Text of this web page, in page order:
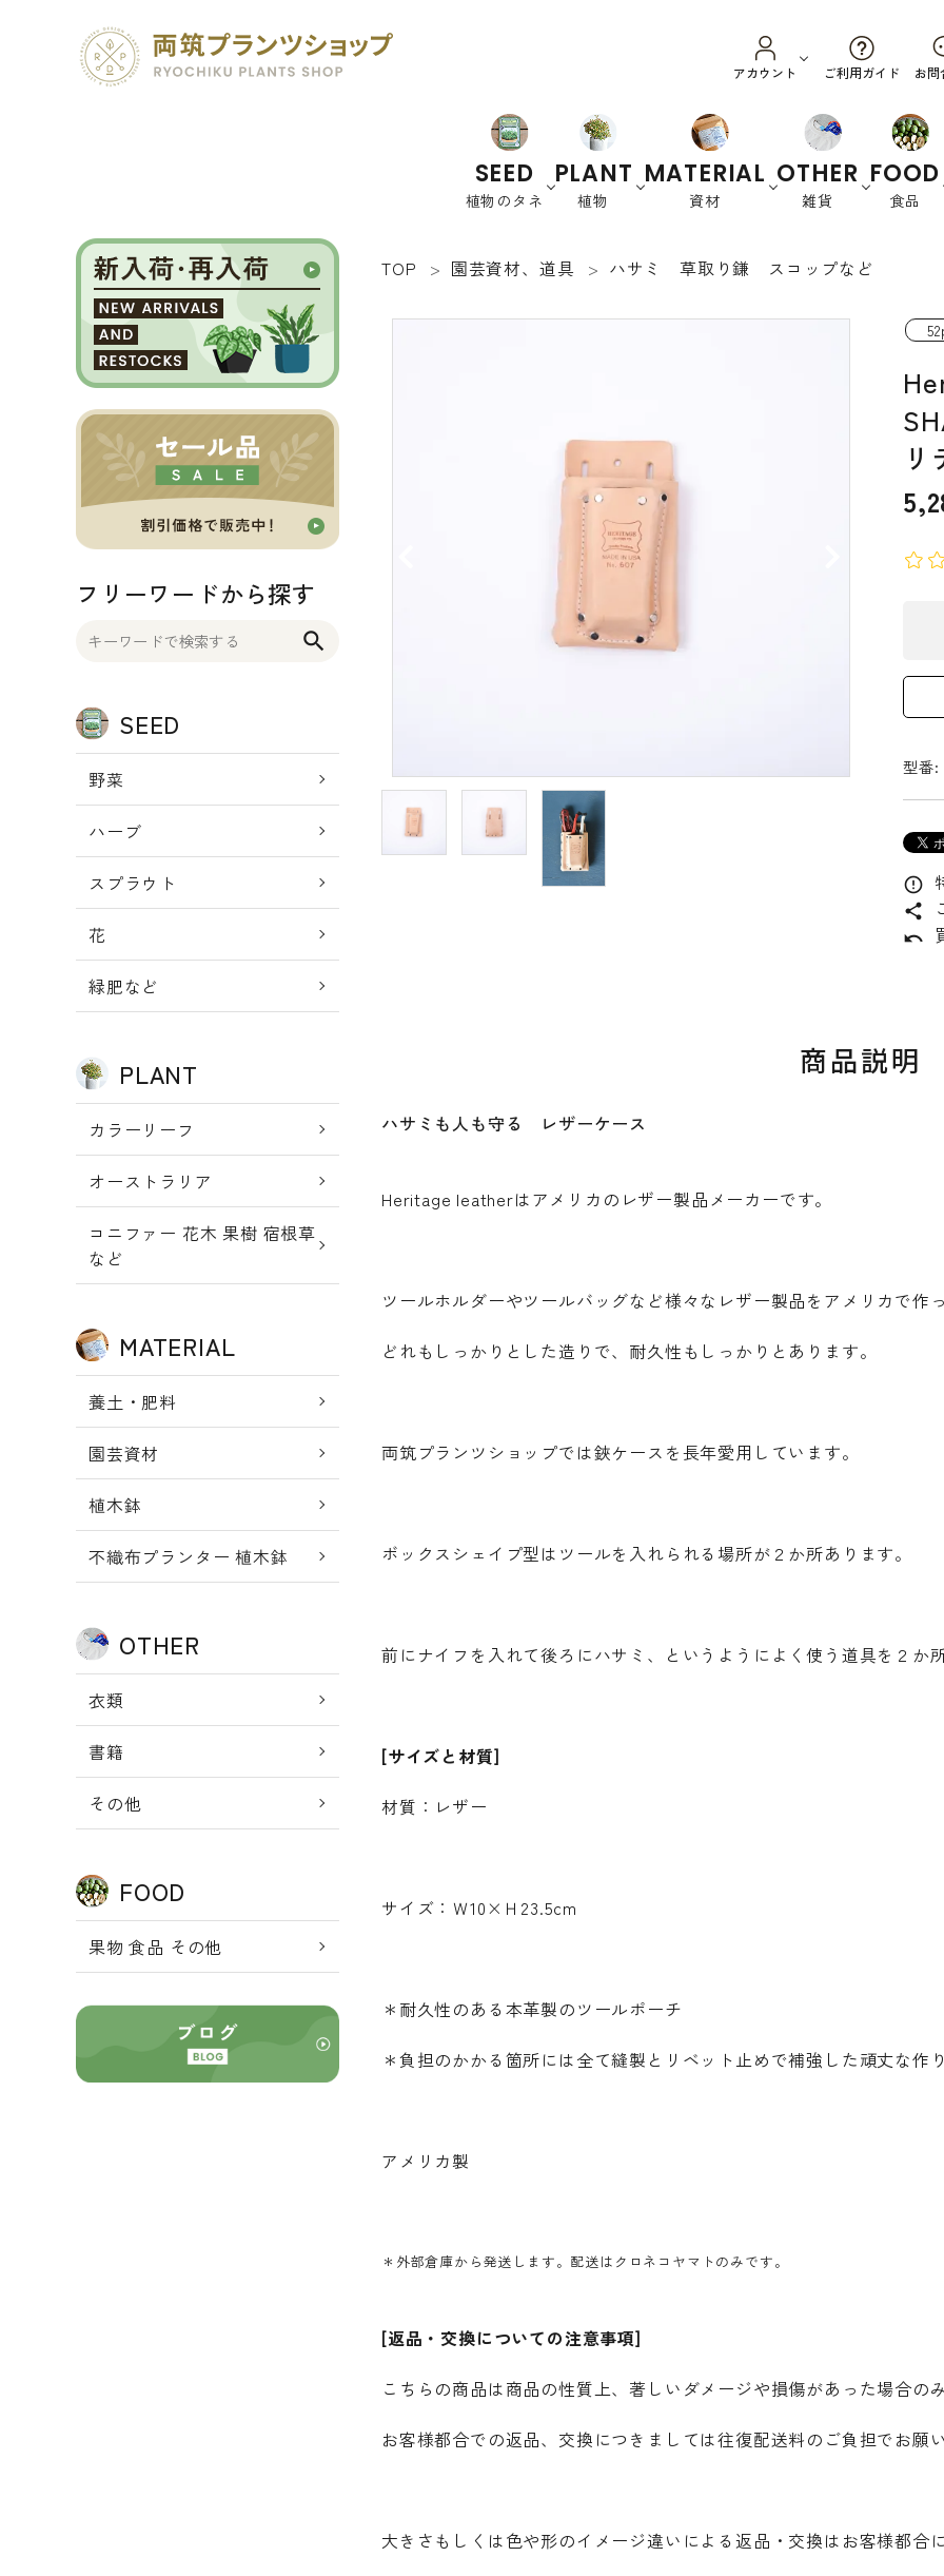
アカウント ご利用ガイド お問
SEED
植物のタネ
ト
PLANT
植物
ア
MATERIAL
資材
OTHER
雑貨
類
籍
FOOD
食品
search
SEED 植物のタネ
PLANT 植物
MATERIAL 資材
OTHER 雑貨
ご利用ガイド
プライバシーポリシー
特定商取引法について
お問い合わせ
ようこそ ゲスト 様
ログイン
フリーワードから探す
search
SEED
野菜
ハーブ
スプラウト
花
緑肥など
PLANT
カラーリーフ
オーストラリア
コニファー 花木 果樹 宿根草
など
MATERIAL
養土・肥料
園芸資材
植木鉢
不織布プランター 植木鉢
OTHER
衣類
書籍
その他
FOOD
果物 食品 その他
TOP 園芸資材、道具 ハサミ 草取り鎌 スコップなど
型番:
error_outline
share
undo
商品説明
ハサミも人も守る レザーケース
Heritage leatherはアメリカのレザー製品メーカーです。
ツールホルダーやツールバッグなど様々なレザー製品をアメリカで作
どれもしっかりとした造りで、耐久性もしっかりとあります。
両筑プランツショップでは鋏ケースを長年愛用しています。
ボックスシェイプ型はツールを入れられる場所が２か所あります。
前にナイフを入れて後ろにハサミ、というようによく使う道具を２か
[サイズと材質]
材質：レザー
サイズ：Ｗ10×Ｈ23.5cm
＊耐久性のある本革製のツールポーチ
＊負担のかかる箇所には全て縫製とリベット止めで補強した頑丈な作り
アメリカ製
＊外部倉庫から発送します。配送はクロネコヤマトのみです。
[返品・交換についての注意事項]
こちらの商品は商品の性質上、著しいダメージや損傷があった場合の
お客様都合での返品、交換につきましては往復配送料のご負担でお願
大きさもしくは色や形のイメージ違いによる返品・交換はお客様都合